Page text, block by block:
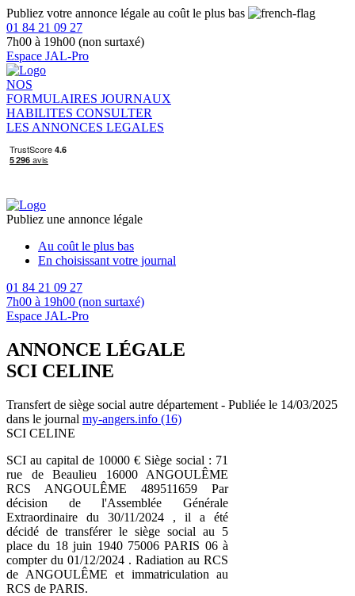
Publiez votre annonce légale au coût le plus bas
01 84 21 09 27
7h00 à 19h00 (non surtaxé)
Espace JAL-Pro
NOS
FORMULAIRES JOURNAUX
HABILITES CONSULTER
LES ANNONCES LEGALES
Publiez une annonce légale
Au coût le plus bas
En choisissant votre journal
01 84 21 09 27
7h00 à 19h00 (non surtaxé)
Espace JAL-Pro
ANNONCE LÉGALE
SCI CELINE
Transfert de siège social autre département - Publiée le 14/03/2025
dans le journal my-angers.info (16)
SCI CELINE
SCI au capital de 10000 € Siège social : 71
rue de Beaulieu 16000 ANGOULÊME
RCS ANGOULÊME 489511659 Par
décision de l'Assemblée Générale
Extraordinaire du 30/11/2024 , il a été
décidé de transférer le siège social au 5
place du 18 juin 1940 75006 PARIS 06 à
compter du 01/12/2024 . Radiation au RCS
de ANGOULÊME et immatriculation au
RCS de PARIS.